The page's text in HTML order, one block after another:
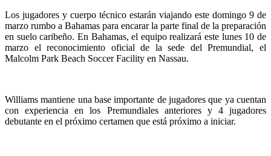
Los jugadores y cuerpo técnico estarán viajando este domingo 9 de
marzo rumbo a Bahamas para encarar la parte final de la preparación
en suelo caribeño. En Bahamas, el equipo realizará este lunes 10 de
marzo el reconocimiento oficial de la sede del Premundial, el
Malcolm Park Beach Soccer Facility en Nassau.
Williams mantiene una base importante de jugadores que ya cuentan
con experiencia en los Premundiales anteriores y 4 jugadores
debutante en el próximo certamen que está próximo a iniciar.